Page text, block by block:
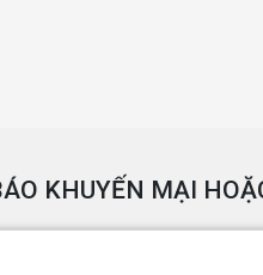
KHUYẾN MẠI